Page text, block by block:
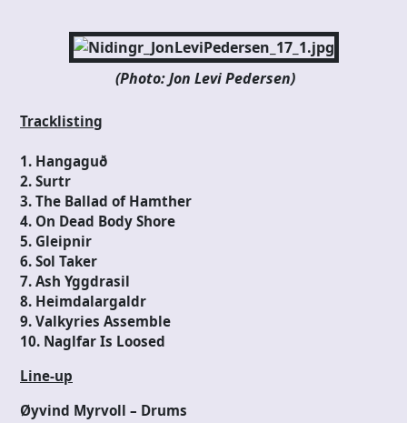
(Photo: Jon Levi Pedersen)
Tracklisting
1. Hangaguð
2. Surtr
3. The Ballad of Hamther
4. On Dead Body Shore
5. Gleipnir
6. Sol Taker
7. Ash Yggdrasil
8. Heimdalargaldr
9. Valkyries Assemble
10. Naglfar Is Loosed
Line-up
Øyvind Myrvoll – Drums